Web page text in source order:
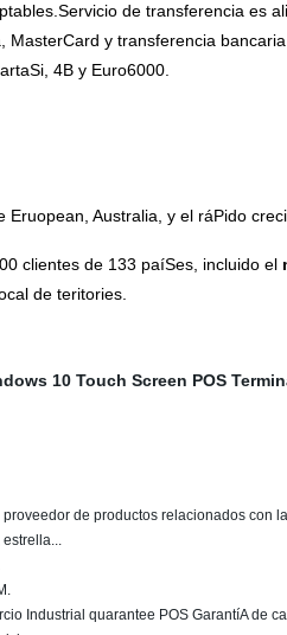
de transferencia es
MasterCard y transferencia
4B y Euro6000.
Eruopean, Australia, y el ráPido
clientes de 133 paíSes, incluido el
de teritories.
proveedor de productos relacionados con
Industrial quarantee POS GarantíA de